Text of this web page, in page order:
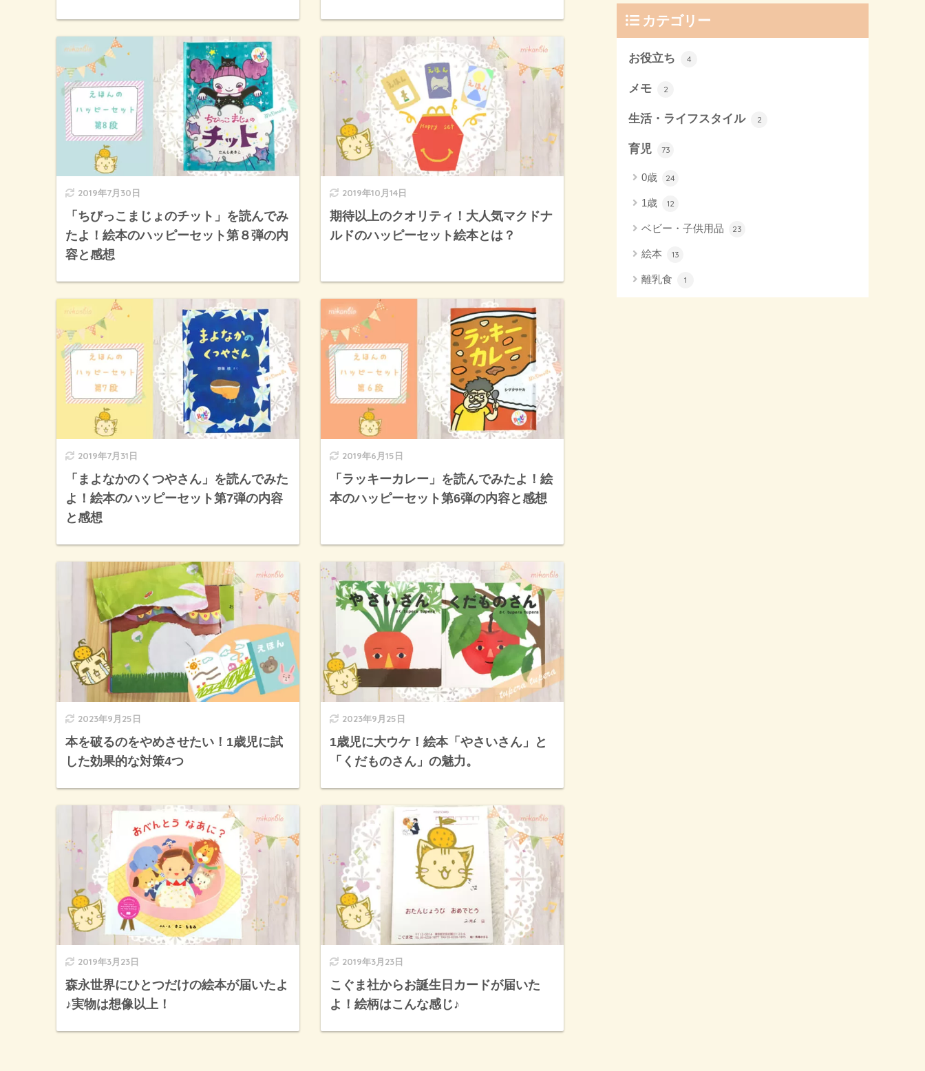
2019年7月30日
「ちびっこまじょのチット」を読んでみ
たよ！絵本のハッピーセット第８弾の内
容と感想
2019年10月14日
期待以上のクオリティ！大人気マクドナ
ルドのハッピーセット絵本とは？
2019年7月31日
「まよなかのくつやさん」を読んでみた
よ！絵本のハッピーセット第7弾の内容
と感想
2019年6月15日
「ラッキーカレー」を読んでみたよ！絵
本のハッピーセット第6弾の内容と感想
2023年9月25日
本を破るのをやめさせたい！1歳児に試
した効果的な対策4つ
2023年9月25日
1歳児に大ウケ！絵本「やさいさん」と
「くだものさん」の魅力。
2019年3月23日
森永世界にひとつだけの絵本が届いたよ
♪実物は想像以上！
2019年3月23日
こぐま社からお誕生日カードが届いた
よ！絵柄はこんな感じ♪
カテゴリー
お役立ち 4
メモ 2
生活・ライフスタイル 2
育児 73
0歳 24
1歳 12
ベビー・子供用品 23
絵本 13
離乳食 1